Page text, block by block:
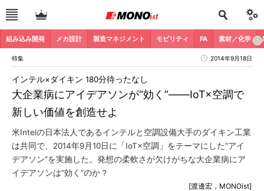
組み込み開発 メカ設計 製造マネジメント モビリティ FA 素材／化学
特集 2014年9月18日
大企業病にアイデアソンが“効く”――IoT×空調で
新しい価値を創造せよ
インテル×ダイキン 180分待ったなし
米Intelの日本法人であるインテルと空調設備大手のダイキン工業
は共同で、2014年9月10日に「IoT×空調」をテーマにした“アイ
デアソン”を実施した。発想の柔軟さが欠けがちな大企業病にア
イデアソンは“効く”のか？
[渡邊宏，MONOist]